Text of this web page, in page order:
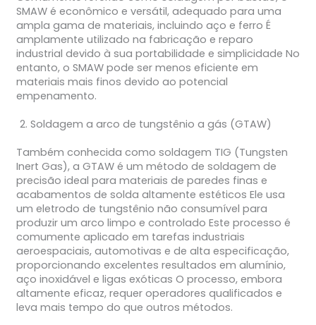
SMAW é econômico e versátil, adequado para uma
ampla gama de materiais, incluindo aço e ferro É
amplamente utilizado na fabricação e reparo
industrial devido à sua portabilidade e simplicidade No
entanto, o SMAW pode ser menos eficiente em
materiais mais finos devido ao potencial
empenamento.
Soldagem a arco de tungstênio a gás (GTAW)
Também conhecida como soldagem TIG (Tungsten
Inert Gas), a GTAW é um método de soldagem de
precisão ideal para materiais de paredes finas e
acabamentos de solda altamente estéticos Ele usa
um eletrodo de tungstênio não consumível para
produzir um arco limpo e controlado Este processo é
comumente aplicado em tarefas industriais
aeroespaciais, automotivas e de alta especificação,
proporcionando excelentes resultados em alumínio,
aço inoxidável e ligas exóticas O processo, embora
altamente eficaz, requer operadores qualificados e
leva mais tempo do que outros métodos.